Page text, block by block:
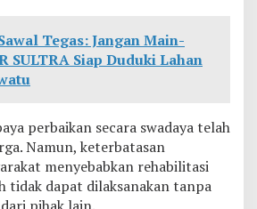
Tegas: Jangan Main-
SULTRA Siap Duduki Lahan
perbaikan secara swadaya telah
Namun, keterbatasan
menyebabkan rehabilitasi
tidak dapat dilaksanakan tanpa
pihak lain.